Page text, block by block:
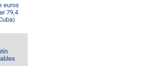
euros
79,4